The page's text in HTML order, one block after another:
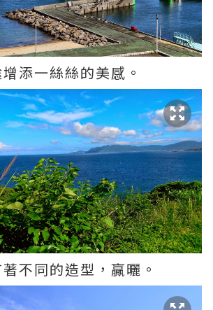
添一絲絲的美感。
不同的造型，贏曬。